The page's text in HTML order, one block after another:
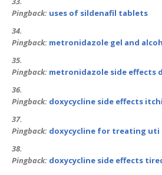
Pingback: uses of sildenafil tablets
Pingback: metronidazole gel and
Pingback: metronidazole side effects
Pingback: doxycycline side effects
Pingback: doxycycline for treating uti
Pingback: doxycycline side effects